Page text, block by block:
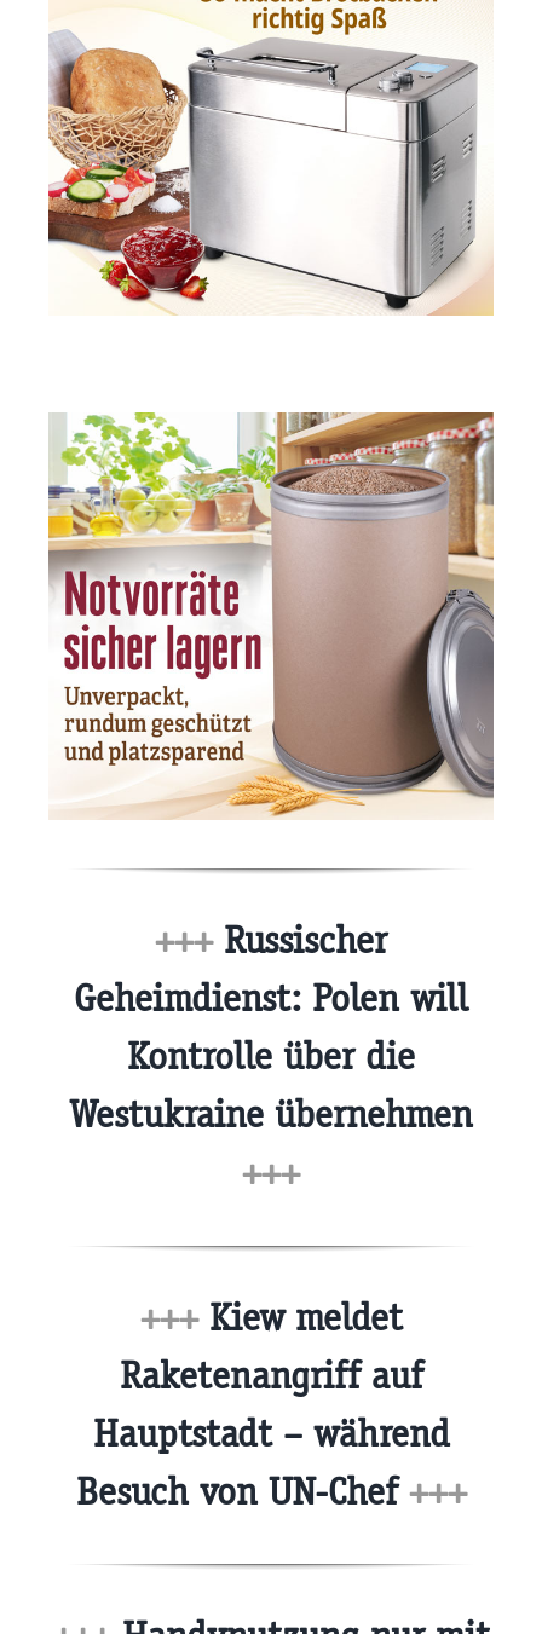
+++Russischer
Geheimdienst: Polen will
Kontrolle über die
Westukraine übernehmen
+++
+++Kiew meldet
Raketenangriff auf
Hauptstadt – während
Besuch von UN-Chef+++